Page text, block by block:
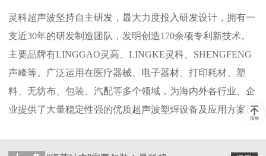
灵科超声波坚持自主研发，最大力度投入研发设计，拥有一
支近30年的研发制造团队，发明创造170余项专利新技术。
主要品牌有LINGGAO灵高、LINGKE灵科、SHENGFENG
声峰等。广泛运用在医疗器械、电子器材、打印耗材、塑
料、无纺布、包装、汽配等多个领域，为海内外各行业、企
业提供了大量稳定性强的优质超声波塑焊设备及应用方案。